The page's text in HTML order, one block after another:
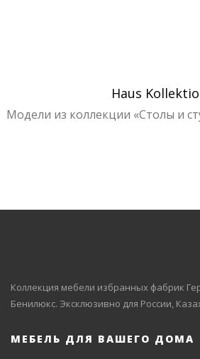
Haus
Модели из коллекции «Столы и
Коллекция мебели избранных фабрик
Бенилюкс. Эксклюзивно для России,
МЕБЕЛЬ ДЛЯ ВАШЕГО ДОМА